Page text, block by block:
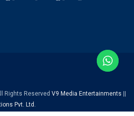
Rights Reserved V9 Media Entertainments ||
Pvt. Ltd.